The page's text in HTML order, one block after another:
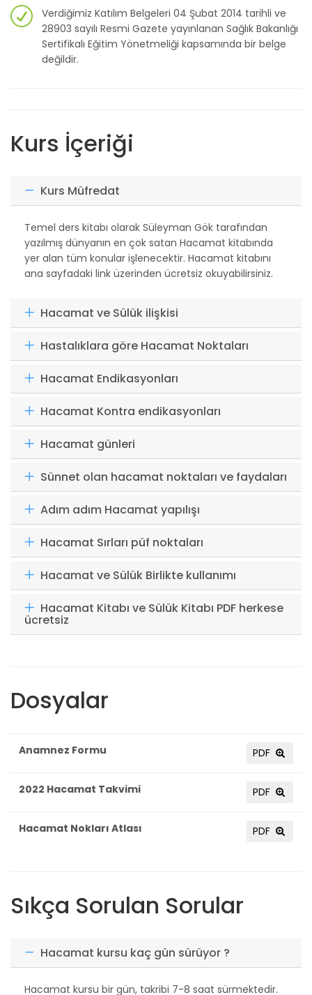
Verdiğimiz Katılım Belgeleri 04 Şubat 2014 tarihli ve
28903 sayılı Resmi Gazete yayınlanan Sağlık Bakanlığı
Sertifikalı Eğitim Yönetmeliği kapsamında bir belge
değildir.
Kurs İçeriği
Kurs Müfredat
Temel ders kitabı olarak Süleyman Gök tarafından
yazılmış dünyanın en çok satan Hacamat kitabında
yer alan tüm konular işlenecektir. Hacamat kitabını
ana sayfadaki link üzerinden ücretsiz okuyabilirsiniz.
Hacamat ve Sülük ilişkisi
Hastalıklara göre Hacamat Noktaları
Hacamat Endikasyonları
Hacamat Kontra endikasyonları
Hacamat günleri
Sünnet olan hacamat noktaları ve faydaları
Adım adım Hacamat yapılışı
Hacamat Sırları püf noktaları
Hacamat ve Sülük Birlikte kullanımı
Hacamat Kitabı ve Sülük Kitabı PDF herkese
ücretsiz
Dosyalar
Anamnez Formu PDF
2022 Hacamat Takvimi PDF
Hacamat Nokları Atlası PDF
Sıkça Sorulan Sorular
Hacamat kursu kaç gün sürüyor ?
Hacamat kursu bir gün, takribi 7-8 saat sürmektedir.